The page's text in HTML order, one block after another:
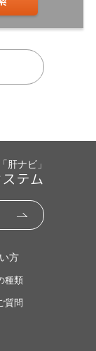
肝ナビ」
テム
方
種類
質問